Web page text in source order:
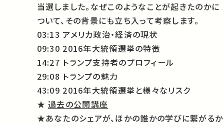
当選しました。なぜこのようなことが起きたのかに
ついて、その背景にも立ち入って考察します。
03:13 アメリカ政治・経済の現状
09:30 2016年大統領選挙の特徴
14:27 トランプ支持者のプロフィール
29:08 トランプの魅力
43:09 2016年大統領選挙と様々なリスク
★過去の公開講座
★あなたのシェアが、ほかの誰かの学びに繋がるか